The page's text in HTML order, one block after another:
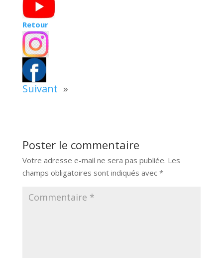
Retour
Suivant »
Poster le commentaire
Votre adresse e-mail ne sera pas publiée. Les
champs obligatoires sont indiqués avec *